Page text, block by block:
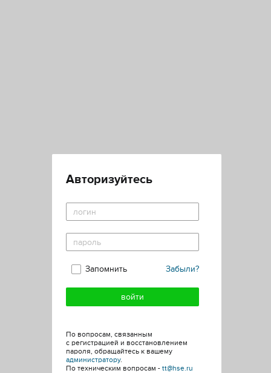
Авторизуйтесь
Забыли?
Запомнить
По вопросам, связанным
с регистрацией и восстановлением
пароля, обращайтесь к вашему
администратору.
По техническим вопросам - tt@hse.ru